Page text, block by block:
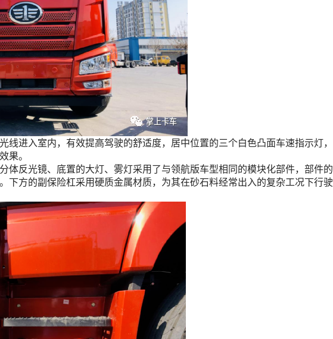
线进入室内，有效提高驾驶的舒适度，居中位置的三个白色凸面车速指示灯
果。
体反光镜、底置的大灯、雾灯采用了与领航版车型相同的模块化部件，部件
下方的副保险杠采用硬质金属材质，为其在砂石料经常出入的复杂工况下行